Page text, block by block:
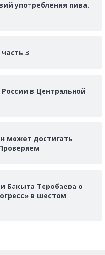
употребления пива.
3
в Центральной
может достигать
Бакыта Торобаева о
в шестом